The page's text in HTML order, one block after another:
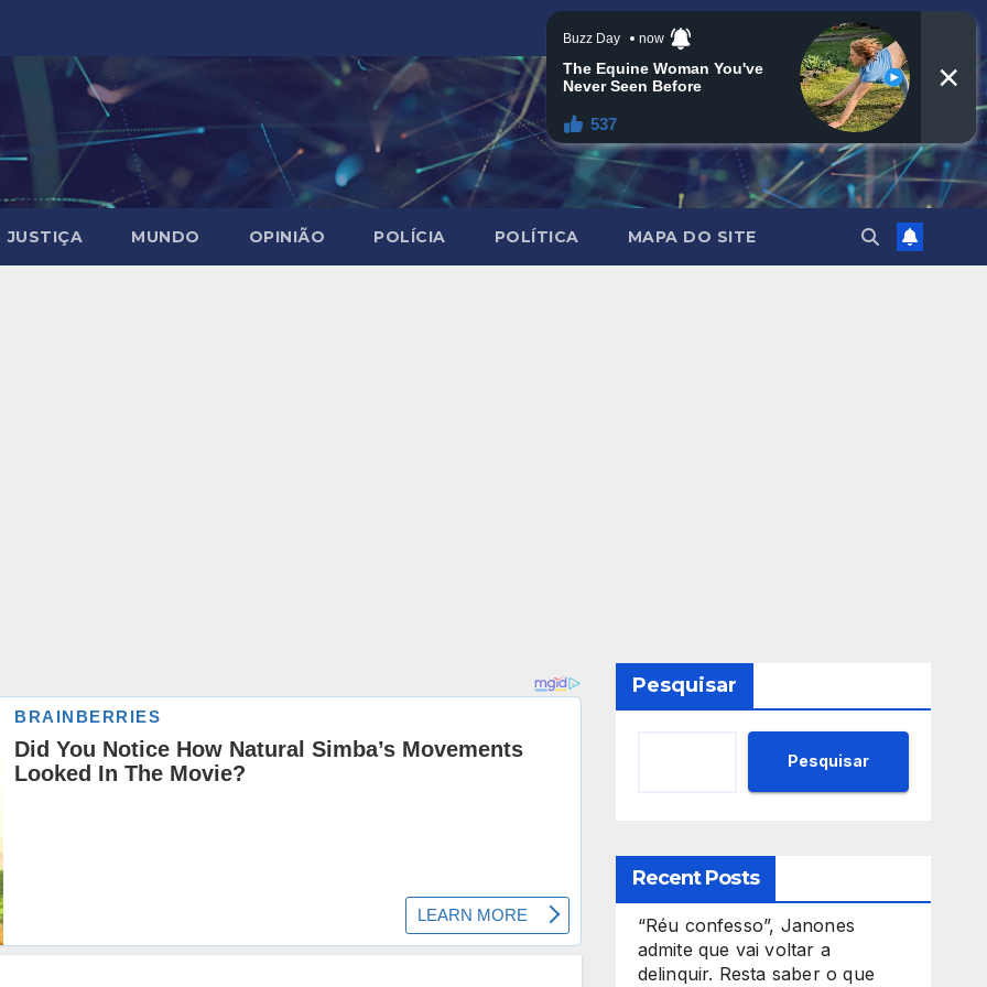
JUSTIÇA MUNDO OPINIÃO POLÍCIA POLÍTICA MAPA DO SITE
Pesquisar
Pesquisar
Recent Posts
“Réu confesso”, Janones
admite que vai voltar a
delinquir. Resta saber o que